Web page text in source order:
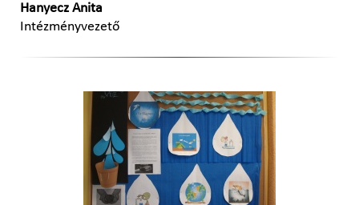
Hanyecz Anita
Intézményvezető